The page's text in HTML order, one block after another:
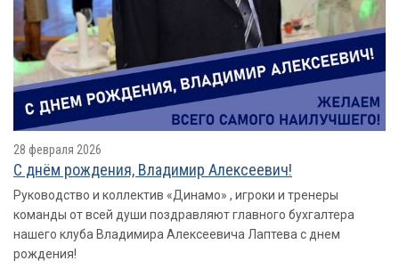
28 февраля 2026
С днём рождения, Владимир Алексеевич!
Руководство и коллектив «Динамо» , игроки и тренеры
команды от всей души поздравляют главного бухгалтера
нашего клуба Владимира Алексеевича Лаптева с днем
рождения!